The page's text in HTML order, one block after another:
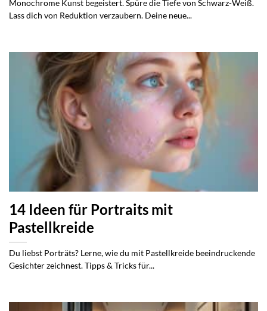
Monochrome Kunst begeistert. Spüre die Tiefe von Schwarz-Weiß.
Lass dich von Reduktion verzaubern. Deine neue...
14 Ideen für Portraits mit
Pastellkreide
Du liebst Porträts? Lerne, wie du mit Pastellkreide beeindruckende
Gesichter zeichnest. Tipps & Tricks für...